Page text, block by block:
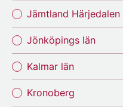
Jämtland Härjedalen
Jönköpings län
Kalmar län
Kronoberg